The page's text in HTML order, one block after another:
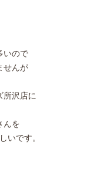
いので
せんが
所沢店に
んを
いです。